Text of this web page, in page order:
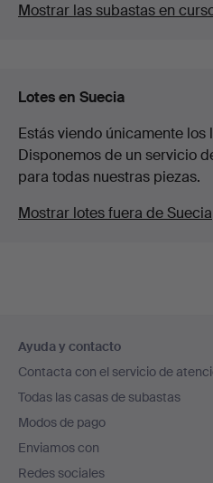
Mostrar las subastas en
Lotes en Suecia
Estás viendo únicamente los
Disponemos de un servicio
para todas nuestras piezas.
Mostrar lotes fuera de Suecia
en
el
pie
de
página
Ayuda y contacto
Contacta con el servicio de
Todas las casas de subastas
Modos de pago
Enviamos con
Redes sociales